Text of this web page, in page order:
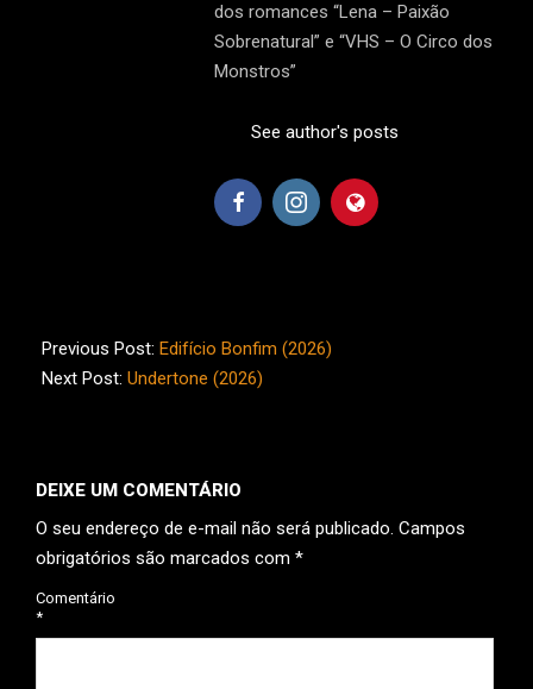
dos romances “Lena – Paixão
Sobrenatural” e “VHS – O Circo dos
Monstros”
See author's posts
05-
09
Previous Post: Edifício Bonfim (2026)
Next Post: Undertone (2026)
DEIXE UM COMENTÁRIO
O seu endereço de e-mail não será publicado. Campos
obrigatórios são marcados com *
Comentário
*